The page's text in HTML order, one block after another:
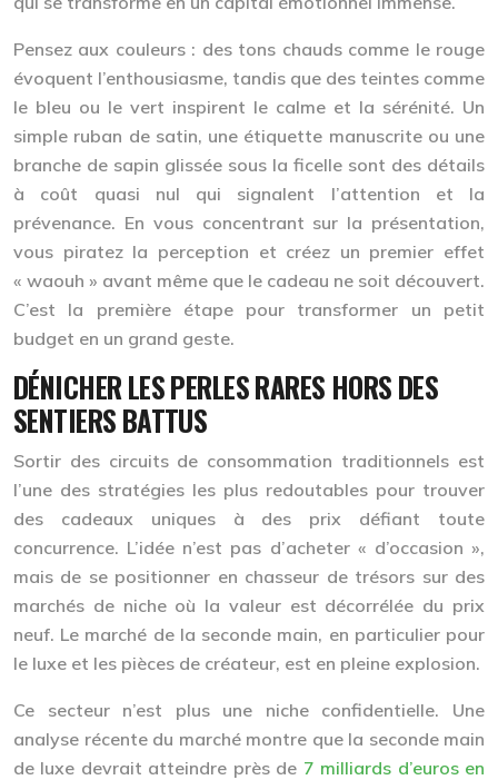
Pensez aux couleurs : des tons chauds comme le rouge
évoquent l’enthousiasme, tandis que des teintes comme
le bleu ou le vert inspirent le calme et la sérénité. Un
simple ruban de satin, une étiquette manuscrite ou une
branche de sapin glissée sous la ficelle sont des détails
à coût quasi nul qui signalent l’attention et la
prévenance. En vous concentrant sur la présentation,
vous piratez la perception et créez un premier effet
« waouh » avant même que le cadeau ne soit découvert.
C’est la première étape pour transformer un petit
budget en un grand geste.
DÉNICHER LES PERLES RARES HORS DES
SENTIERS BATTUS
Sortir des circuits de consommation traditionnels est
l’une des stratégies les plus redoutables pour trouver
des cadeaux uniques à des prix défiant toute
concurrence. L’idée n’est pas d’acheter « d’occasion »,
mais de se positionner en chasseur de trésors sur des
marchés de niche où la valeur est décorrélée du prix
neuf. Le marché de la seconde main, en particulier pour
le luxe et les pièces de créateur, est en pleine explosion.
Ce secteur n’est plus une niche confidentielle. Une
analyse récente du marché montre que la seconde main
de luxe devrait atteindre près de 7 milliards d’euros en